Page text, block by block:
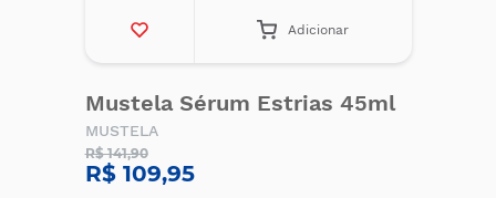
Adicionar
Mustela Sérum Estrias 45ml
MUSTELA
R$ 141,90
R$ 109,95